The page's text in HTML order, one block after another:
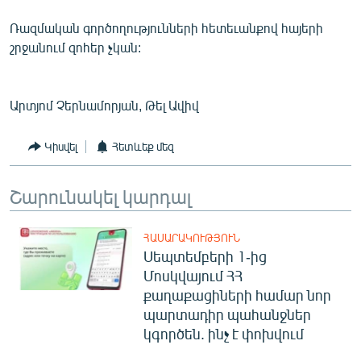
Ռազմական գործողությունների հետեւանքով հայերի
շրջանում զոհեր չկան:
Արտյոմ Չերնամորյան, Թել Ավիվ
Կիսվել Հետևեք մեզ
Շարունակել կարդալ
ՀԱՍԱՐԱԿՈՒԹՅՈՒՆ
Սեպտեմբերի 1-ից
Մոսկվայում ՀՀ
քաղաքացիների համար նոր
պարտադիր պահանջներ
կգործեն. ինչ է փոխվում